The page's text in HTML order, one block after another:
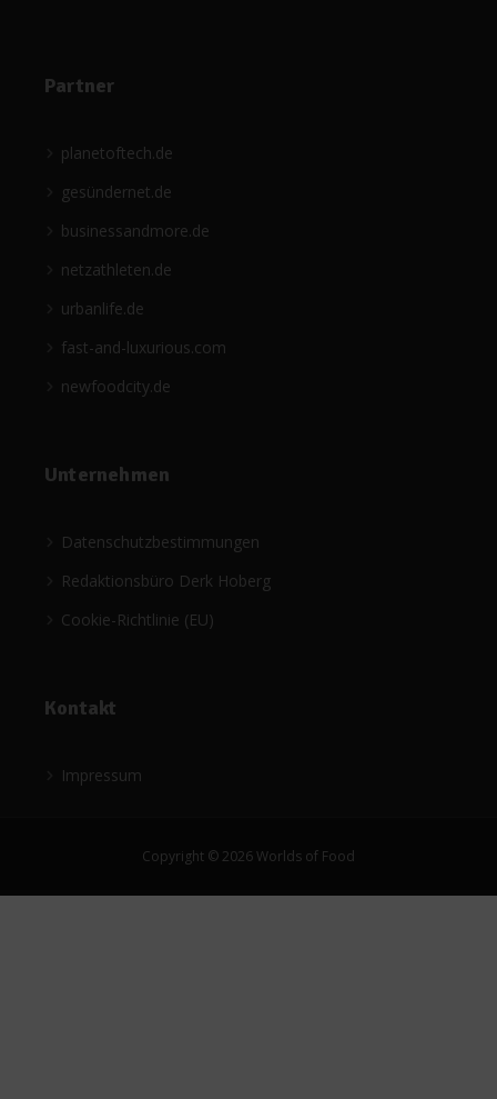
Partner
planetoftech.de
gesündernet.de
businessandmore.de
netzathleten.de
urbanlife.de
fast-and-luxurious.com
newfoodcity.de
Unternehmen
Datenschutzbestimmungen
Redaktionsbüro Derk Hoberg
Cookie-Richtlinie (EU)
Kontakt
Impressum
Copyright © 2026 Worlds of Food